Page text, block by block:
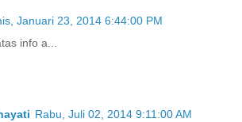
Januari 23, 2014 6:44:00 PM
info a...
Rabu, Juli 02, 2014 9:11:00 AM